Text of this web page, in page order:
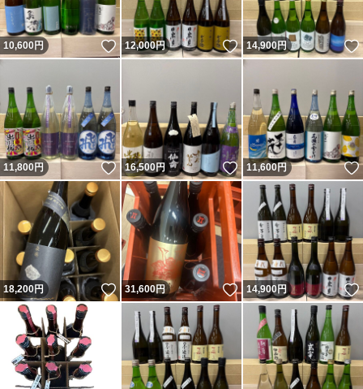
10,600円 いいね！
12,000円 いいね！
14,900円
11,800円 いいね！
16,500円 いいね！
11,600円
18,200円 いいね！
31,600円 いいね！
14,900円